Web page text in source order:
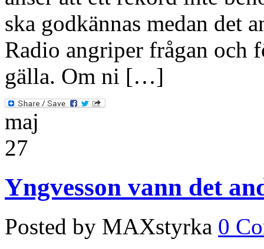
ska godkännas medan det
Radio angriper frågan och
gälla. Om ni […]
maj
27
Yngvesson vann det
Posted by MAXstyrka 0